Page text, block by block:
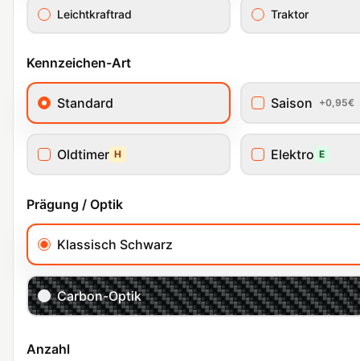
Leichtkraftrad Traktor
Kennzeichen-Art
Standard Saison +0,95€
Oldtimer H Elektro E
Prägung / Optik
Klassisch Schwarz
Carbon-Optik
Anzahl